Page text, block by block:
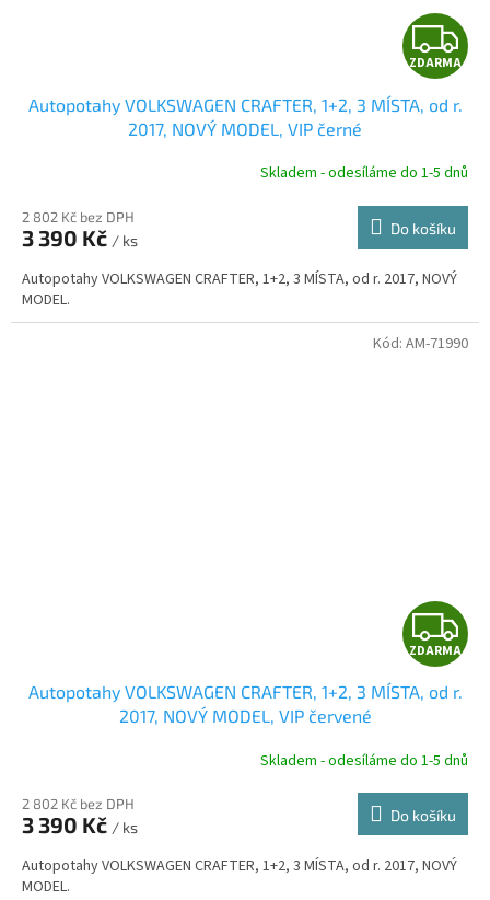
Z
D
R
ZDARMA
Autopotahy VOLKSWAGEN CRAFTER, 1+2, 3 MÍSTA, od r.
2017, NOVÝ MODEL, VIP černé
Skladem - odesíláme do 1-5 dnů
2 802 Kč bez DPH
3 390 Kč / ks
Do košíku
Autopotahy VOLKSWAGEN CRAFTER, 1+2, 3 MÍSTA, od r. 2017, NOVÝ
MODEL.
Z
D
R
ZDARMA
Autopotahy VOLKSWAGEN CRAFTER, 1+2, 3 MÍSTA, od r.
2017, NOVÝ MODEL, VIP červené
Skladem - odesíláme do 1-5 dnů
2 802 Kč bez DPH
3 390 Kč / ks
Do košíku
Autopotahy VOLKSWAGEN CRAFTER, 1+2, 3 MÍSTA, od r. 2017, NOVÝ
MODEL.
Kód: AM-71990